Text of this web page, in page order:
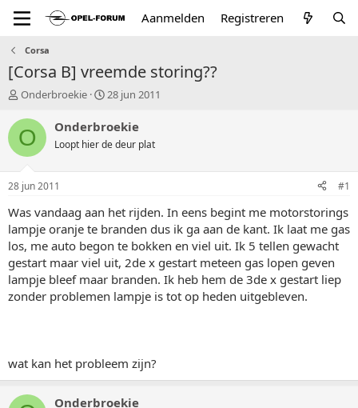
Aanmelden Registreren
Corsa
[Corsa B] vreemde storing??
T
p
i
t
a
r
e
r
Onderbroekie
S
a
r
t
u
28 jun 2011
O Onderbroekie
Loopt hier de deur plat
28 jun 2011 #1
Was vandaag aan het rijden. In eens begint me motorstorings
lampje oranje te branden dus ik ga aan de kant. Ik laat me gas
los, me auto begon te bokken en viel uit. Ik 5 tellen gewacht
gestart maar viel uit, 2de x gestart meteen gas lopen geven
lampje bleef maar branden. Ik heb hem de 3de x gestart liep
zonder problemen lampje is tot op heden uitgebleven.
wat kan het probleem zijn?
Onderbroekie